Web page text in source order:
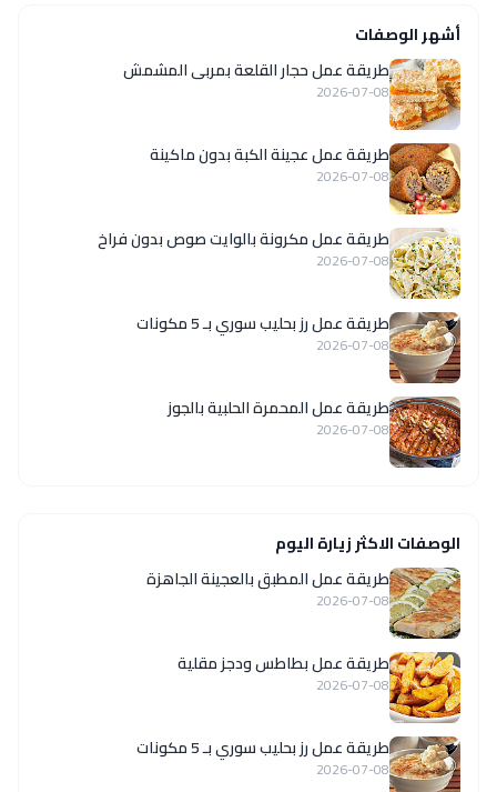
أشهر الوصفات
طريقة عمل حجار القلعة بمربى المشمش
2026-07-08
طريقة عمل عجينة الكبة بدون ماكينة
2026-07-08
طريقة عمل مكرونة بالوايت صوص بدون فراخ
2026-07-08
طريقة عمل رز بحليب سوري بـ 5 مكونات
2026-07-08
طريقة عمل المحمرة الحلبية بالجوز
2026-07-08
الوصفات الاكثر زيارة اليوم
طريقة عمل المطبق بالعجينة الجاهزة
2026-07-08
طريقة عمل بطاطس ودجز مقلية
2026-07-08
طريقة عمل رز بحليب سوري بـ 5 مكونات
2026-07-08